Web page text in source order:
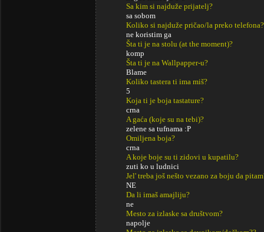
Sa kim si najduže prijatelj?
sa sobom
Koliko si najduže pričao/la preko telefona?
ne koristim ga
Šta ti je na stolu (at the moment)?
komp
Šta ti je na Wallpapper-u?
Blame
Koliko tastera ti ima miš?
5
Koja ti je boja tastature?
crna
A gaća (koje su na tebi)?
zelene sa tufnama :P
Omiljena boja?
crna
A koje boje su ti zidovi u kupatilu?
zuti ko u ludnici
Jel' treba još nešto vezano za boju da
NE
Da li imaš amajliju?
ne
Mesto za izlaske sa društvom?
napolje